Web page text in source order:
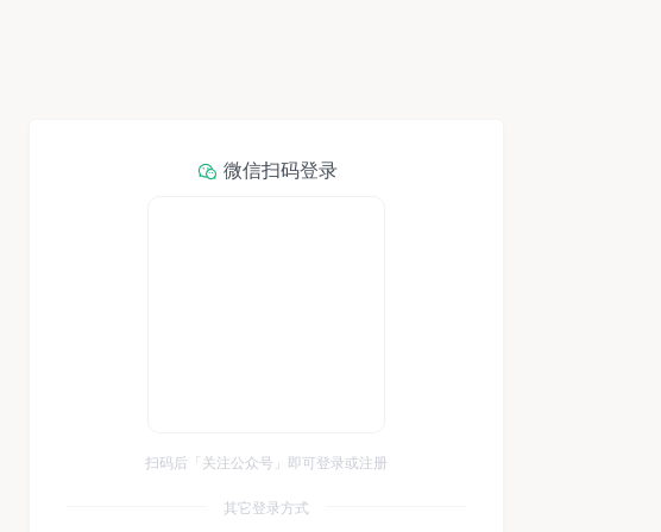
微信扫码登录
扫码后「关注公众号」即可登录或注册
其它登录方式